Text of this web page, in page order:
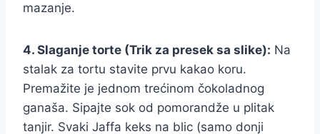
mazanje.
4. Slaganje torte (Trik za presek sa slike): Na
stalak za tortu stavite prvu kakao koru.
Premažite je jednom trećinom čokoladnog
ganaša. Sipajte sok od pomorandže u plitak
tanjir. Svaki Jaffa keks na blic (samo donji